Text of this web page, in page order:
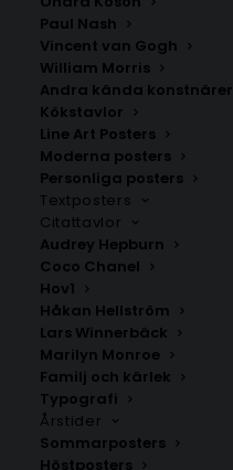
Paul Nash
Vincent van Gogh
William Morris
Andra kända konstnärer
Kökstavlor
Line Art Posters
Moderna posters
Personliga posters
Textposters
Citattavlor
Audrey Hepburn
Coco Chanel
Hov1
Håkan Hellström
Lars Winnerbäck
Marilyn Monroe
Familj och kärlek
Typografi
Årstider
Sommarposters
Höstposters
Fr.99.00